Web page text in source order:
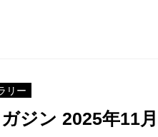
リー
ジン 2025年11